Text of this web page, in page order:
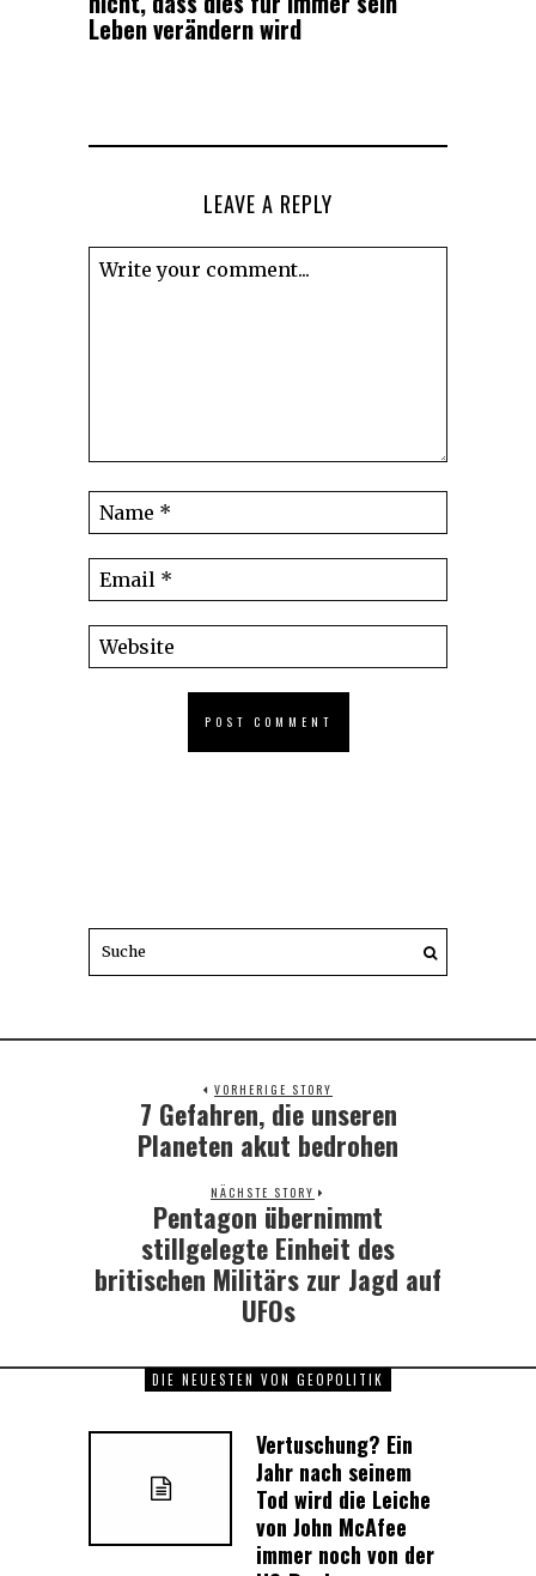
Leben verändern wird
LEAVE A REPLY
VORHERIGE STORY
Previous
post:
7 Gefahren, die unseren
Planeten akut bedrohen
NÄCHSTE STORY
Next
post:
Pentagon übernimmt
stillgelegte Einheit des
britischen Militärs zur Jagd auf
UFOs
DIE NEUESTEN VON GEOPOLITIK
Vertuschung? Ein
Jahr nach seinem
Tod wird die Leiche
von John McAfee
immer noch von der